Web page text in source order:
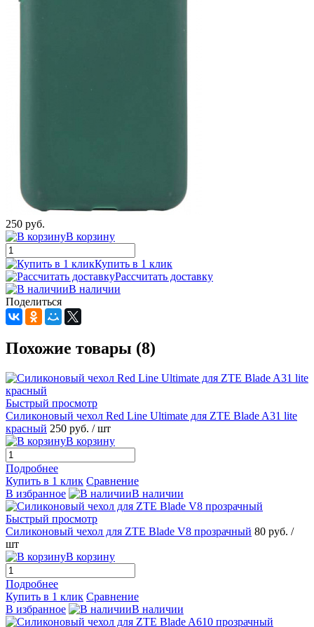
250 руб.
В корзину
Купить в 1 клик
Рассчитать доставку
В наличии
Поделиться
Похожие товары (8)
Быстрый просмотр
Силиконовый чехол Red Line Ultimate для ZTE Blade A31 lite
красный 250 руб. / шт
В корзину
Подробнее
Купить в 1 клик Сравнение
В избранное
В наличии
Быстрый просмотр
Силиконовый чехол для ZTE Blade V8 прозрачный 80 руб. /
шт
В корзину
Подробнее
Купить в 1 клик Сравнение
В избранное
В наличии